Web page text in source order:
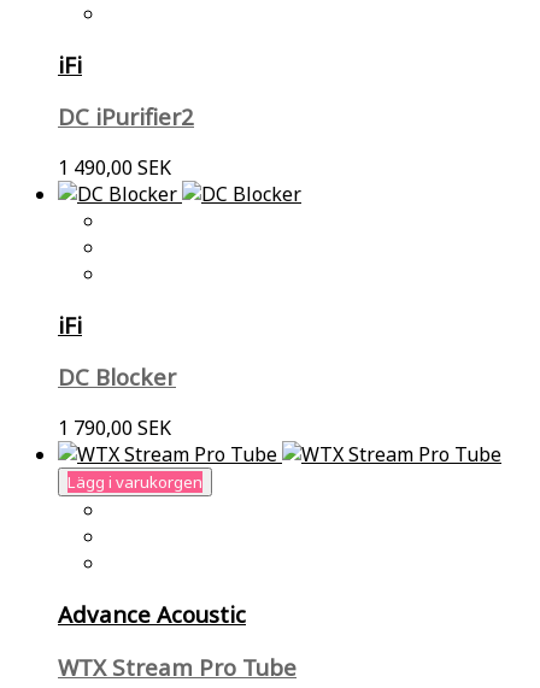
iFi
DC iPurifier2
1 490,00 SEK
iFi
DC Blocker
1 790,00 SEK
Lägg i varukorgen
Advance Acoustic
WTX Stream Pro Tube